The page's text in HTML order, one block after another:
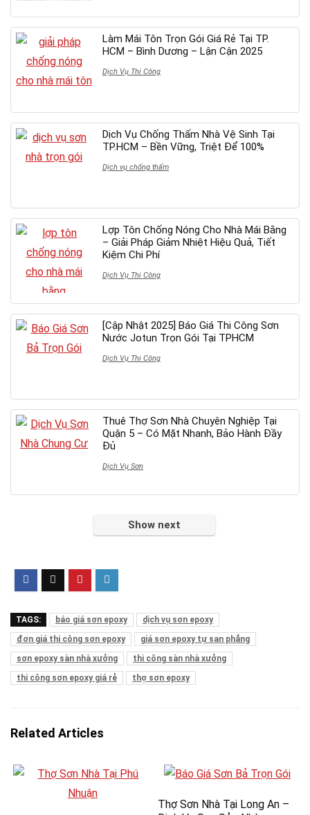
Làm Mái Tôn Trọn Gói Giá Rẻ Tại TP.
HCM – Bình Dương – Lận Cận 2025
Dịch Vụ Thi Công
Dịch Vụ Chống Thấm Nhà Vệ Sinh Tại
TP.HCM – Bền Vững, Triệt Để 100%
Dịch vụ chống thấm
Lợp Tôn Chống Nóng Cho Nhà Mái Bằng
– Giải Pháp Giảm Nhiệt Hiệu Quả, Tiết
Kiệm Chi Phí
Dịch Vụ Thi Công
[Cập Nhật 2025] Báo Giá Thi Công Sơn
Nước Jotun Trọn Gói Tại TPHCM
Dịch Vụ Thi Công
Thuê Thợ Sơn Nhà Chuyên Nghiệp Tại
Quận 5 – Có Mặt Nhanh, Bảo Hành Đầy
Đủ
Dịch Vụ Sơn
Show next
TAGS: báo giá sơn epoxy
dịch vụ sơn epoxy
đơn giá thi công sơn epoxy
giá sơn epoxy tự san phẳng
sơn epoxy sàn nhà xưởng
thi công sàn nhà xưởng
thi công sơn epoxy giá rẻ
thợ sơn epoxy
Related Articles
Thợ Sơn Nhà Tại Long An –